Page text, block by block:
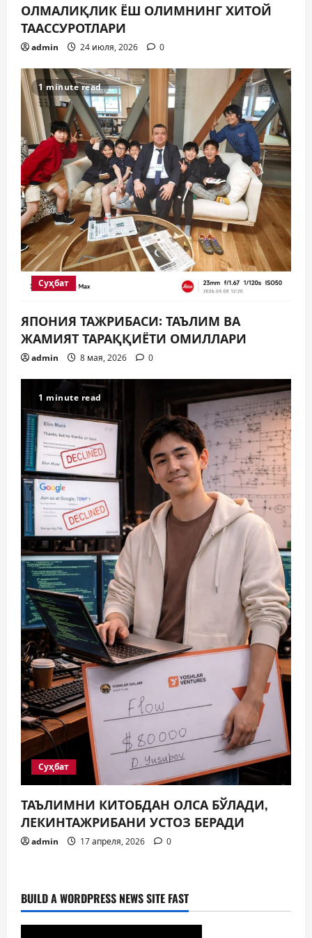
и
с
я
м
ОЛМАЛИҚЛИК ЁШ ОЛИМНИНГ ХИТОЙ
ТААССУРОТЛАРИ
admin 24 июля, 2026 0
1 minute read
Суҳбат
ЯПОНИЯ ТАЖРИБАСИ: ТАЪЛИМ ВА
ЖАМИЯТ ТАРАҚҚИЁТИ ОМИЛЛАРИ
admin 8 мая, 2026 0
1 minute read
Суҳбат
ТАЪЛИМНИ КИТОБДАН ОЛСА БЎЛАДИ,
ЛЕКИНТАЖРИБАНИ УСТОЗ БЕРАДИ
admin 17 апреля, 2026 0
BUILD A WORDPRESS NEWS SITE FAST